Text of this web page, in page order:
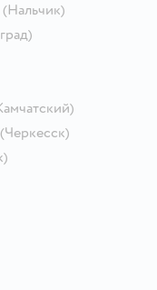
(Нальчик)
(Черкесск)